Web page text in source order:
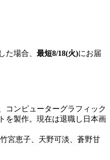
た場合、 最短8/18(火)にお届
コンピューターグラフィック
を製作。現在は退職し日本画
宮恵子、天野可淡、蒼野甘